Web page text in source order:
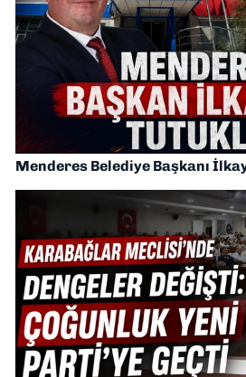
Menderes Belediye Başkanı